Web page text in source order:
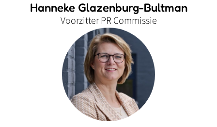
Hanneke Glazenburg-Bultman
Voorzitter PR Commissie